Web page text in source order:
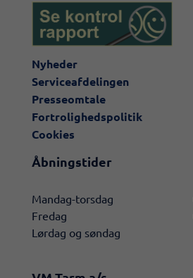
Nyheder
Serviceafdelingen
Presseomtale
Fortrolighedspolitik
Cookies
Åbningstider
Mandag-torsdag
Fredag
Lørdag og søndag